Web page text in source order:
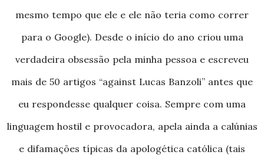
mesmo tempo que ele e ele não teria como correr
para o Google). Desde o início do ano criou uma
verdadeira obsessão pela minha pessoa e escreveu
mais de 50 artigos “against Lucas Banzoli” antes que
eu respondesse qualquer coisa. Sempre com uma
linguagem hostil e provocadora, apela ainda a calúnias
e difamações típicas da apologética católica (tais